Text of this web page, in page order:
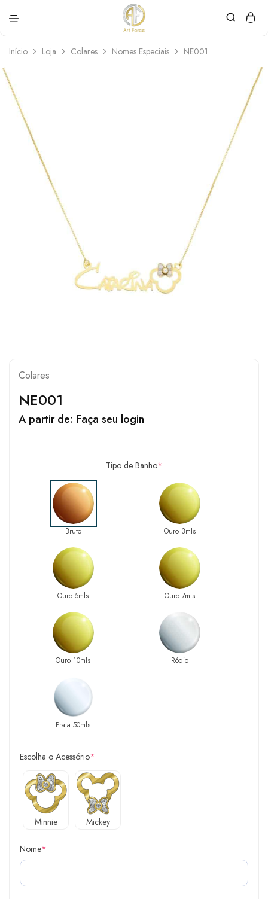
Force
personalizadas
Início Loja Colares Nomes Especiais NE001
Colares
NE001
A partir de: Faça seu login
Tipo de Banho*
Bruto Ouro 3mls
Ouro 5mls Ouro 7mls
Ouro 10mls Ródio
Prata 50mls
Escolha o Acessório*
Minnie Mickey
Nome*